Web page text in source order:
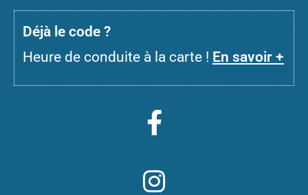
Déjà le code ?
Heure de conduite à la carte ! En savoir +